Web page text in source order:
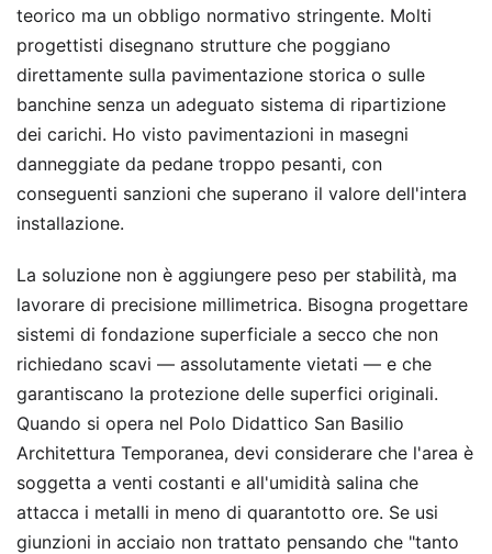
teorico ma un obbligo normativo stringente. Molti
progettisti disegnano strutture che poggiano
direttamente sulla pavimentazione storica o sulle
banchine senza un adeguato sistema di ripartizione
dei carichi. Ho visto pavimentazioni in masegni
danneggiate da pedane troppo pesanti, con
conseguenti sanzioni che superano il valore dell'intera
installazione.
La soluzione non è aggiungere peso per stabilità, ma
lavorare di precisione millimetrica. Bisogna progettare
sistemi di fondazione superficiale a secco che non
richiedano scavi — assolutamente vietati — e che
garantiscano la protezione delle superfici originali.
Quando si opera nel Polo Didattico San Basilio
Architettura Temporanea, devi considerare che l'area è
soggetta a venti costanti e all'umidità salina che
attacca i metalli in meno di quarantotto ore. Se usi
giunzioni in acciaio non trattato pensando che "tanto